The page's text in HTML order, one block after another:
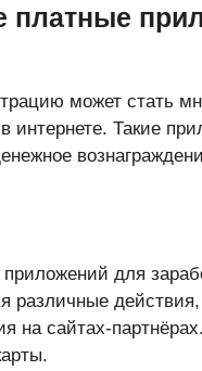
платные
может стать
интернете. Такие
для
действия,
на сайтах-